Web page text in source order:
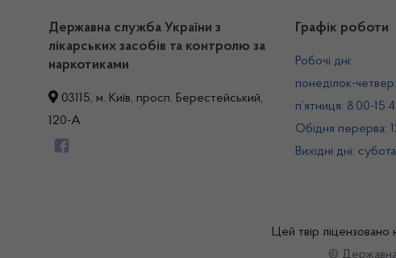
Державна служба України з
лікарських засобів та контролю за
наркотиками
03115, м. Київ, просп. Берестейський,
120-А
Графік роботи
Робочі дні:
понеділок-
п’ятниця: 8.00-
Обідня перерва:
Вихідні дні:
Цей твір ліцензовано
© Державна